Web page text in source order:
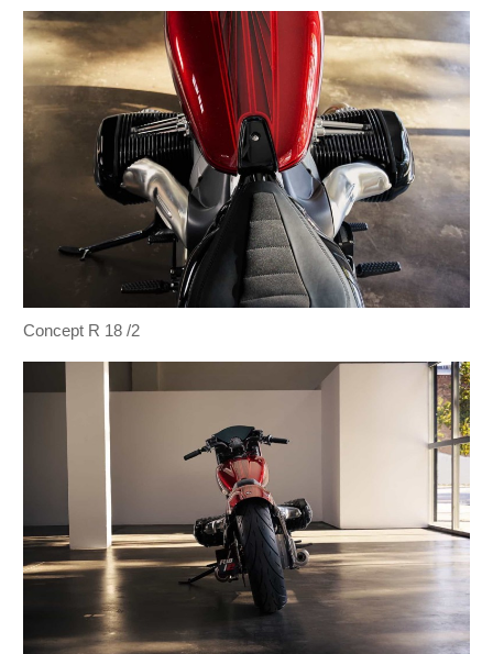
Concept R 18 /2